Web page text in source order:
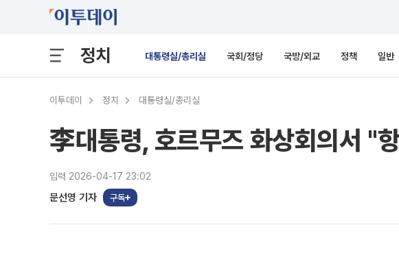
정치 대통령실/총리실 국회/정당 국방/외교 정책 일반
이투데이 정치 대통령실/총리실
李대통령, 호르무즈 화상회의서 "
입력 2026-04-17 23:02
문선영 기자 구독